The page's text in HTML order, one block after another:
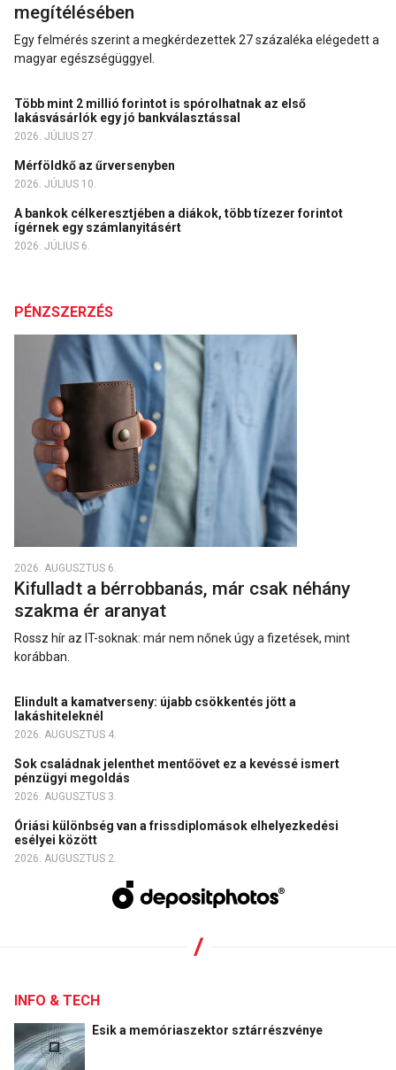
megítélésében
Egy felmérés szerint a megkérdezettek 27 százaléka elégedett a
magyar egészségüggyel.
Több mint 2 millió forintot is spórolhatnak az első
lakásvásárlók egy jó bankválasztással
2026. JÚLIUS 27.
Mérföldkő az űrversenyben
2026. JÚLIUS 10.
A bankok célkeresztjében a diákok, több tízezer forintot
ígérnek egy számlanyitásért
2026. JÚLIUS 6.
PÉNZSZERZÉS
2026. AUGUSZTUS 6.
Kifulladt a bérrobbanás, már csak néhány
szakma ér aranyat
Rossz hír az IT-soknak: már nem nőnek úgy a fizetések, mint
korábban.
Elindult a kamatverseny: újabb csökkentés jött a
lakáshiteleknél
2026. AUGUSZTUS 4.
Sok családnak jelenthet mentőövet ez a kevéssé ismert
pénzügyi megoldás
2026. AUGUSZTUS 3.
Óriási különbség van a frissdiplomások elhelyezkedési
esélyei között
2026. AUGUSZTUS 2.
INFO & TECH
Esik a memóriaszektor sztárrészvénye